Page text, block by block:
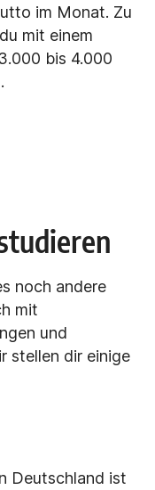
im Monat. Zu
mit einem
bis 4.000
noch andere
mit
und
stellen dir einige
Deutschland ist